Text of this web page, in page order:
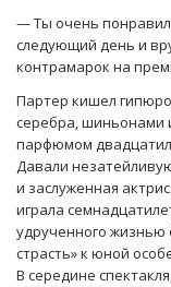
— Ты очень
следующий день и
контрамарок на
Партер кишел
серебра, шиньонами
парфюмом
Давали
и заслуженная
играла
удрученного жизнью
страсть» к юной
В середине